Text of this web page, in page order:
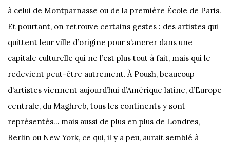
à celui de Montparnasse ou de la première École de Paris.
Et pourtant, on retrouve certains gestes : des artistes qui
quittent leur ville d’origine pour s’ancrer dans une
capitale culturelle qui ne l’est plus tout à fait, mais qui le
redevient peut-être autrement. À Poush, beaucoup
d’artistes viennent aujourd’hui d’Amérique latine, d’Europe
centrale, du Maghreb, tous les continents y sont
représentés… mais aussi de plus en plus de Londres,
Berlin ou New York, ce qui, il y a peu, aurait semblé à